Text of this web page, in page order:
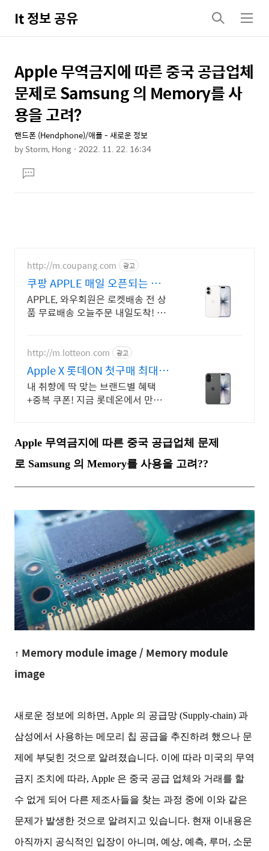
It 정보 공유
검
색
메
뉴
상
세
컨
텐
츠
본
문
제
목
Apple 무역금지에 따른 중국 공급업체
문제로 Samsung 의 Memory를 사
용을 고려?
핸드폰 (Hendphone)/애플 - 새로운 정보
byStorm, Hong 2022. 11. 22. 16:34
문댓
글
http://m.coupang.com 광고
쿠팡 APPLE 매일 오픈되는 와
우회원 특가
APPLE, 와우회원은 로켓배송 전 상
품 무료배송 오늘주문 내일도착! 꼭
http://m.lotteon.com 광고
Apple X 롯데ON 첫구매 최대 5
천원 혜택!
내 취향에 딱 맞는 브랜드별 혜택
+중복 쿠폰! 지금 롯데온에서 만나
Apple 무역금지에 따른 중국 공급업체 문제
로 Samsung 의 Memory를 사용을 고려??
↑ Memory module image / Memory module
image
새로운 정보에 의하면, Apple 의 공급망 (Supply-chain) 과
삼성에서 사용하는 메모리 칩 공급을 추진하려 했으나 문
제에 부딪힌 것으로 알려졌습니다. 이에 따라 미국의 무역
금지 조치에 따라, Apple 은 중국 공급 업체와 거래를 할
수 없게 되어 다른 제조사들을 찾는 과정 중에 이와 같은
문제가 발생한 것으로 알려지고 있습니다. 현재 이내용은
아직까지 공식적인 입장이 아니며, 예상, 예측, 루머, 소문